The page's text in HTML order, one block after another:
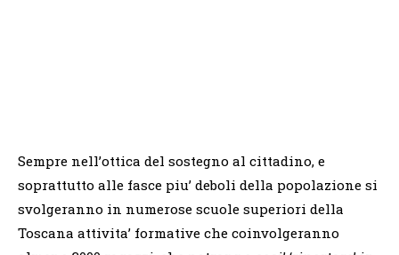
Sempre nell’ottica del sostegno al cittadino, e
soprattutto alle fasce piu’ deboli della popolazione si
svolgeranno in numerose scuole superiori della
Toscana attivita’ formative che coinvolgeranno